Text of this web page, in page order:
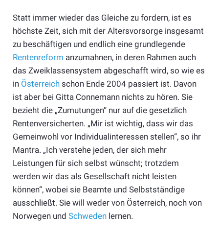
Statt immer wieder das Gleiche zu fordern, ist es
höchste Zeit, sich mit der Altersvorsorge insgesamt
zu beschäftigen und endlich eine grundlegende
Rentenreform anzumahnen, in deren Rahmen auch
das Zweiklassensystem abgeschafft wird, so wie es
in Österreichschon Ende 2004 passiert ist. Davon
ist aber bei Gitta Connemann nichts zu hören. Sie
bezieht die „Zumutungen“ nur auf die gesetzlich
Rentenversicherten. „Mir ist wichtig, dass wir das
Gemeinwohl vor Individualinteressen stellen“, so ihr
Mantra. „Ich verstehe jeden, der sich mehr
Leistungen für sich selbst wünscht; trotzdem
werden wir das als Gesellschaft nicht leisten
können“, wobei sie Beamte und Selbstständige
ausschließt. Sie will weder von Österreich, noch von
Norwegen und Schwedenlernen.